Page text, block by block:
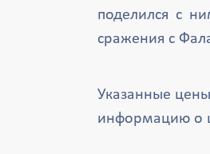
поделился с
сражения с
Указанные
информацию о